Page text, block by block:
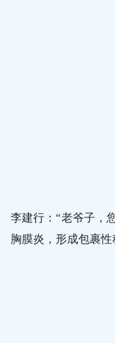
李建行：“老爷子，
胸膜炎，形成包裹